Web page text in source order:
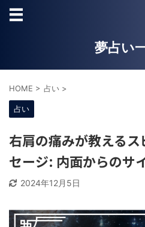
夢占い
HOME > 占い >
占い
右肩の痛みが教える
セージ: 内面からのサ
2024年12月5日